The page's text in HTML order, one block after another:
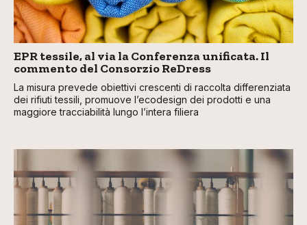
EPR tessile, al via la Conferenza unificata. Il
commento del Consorzio ReDress
La misura prevede obiettivi crescenti di raccolta differenziata
dei rifiuti tessili, promuove l’ecodesign dei prodotti e una
maggiore tracciabilità lungo l’intera filiera